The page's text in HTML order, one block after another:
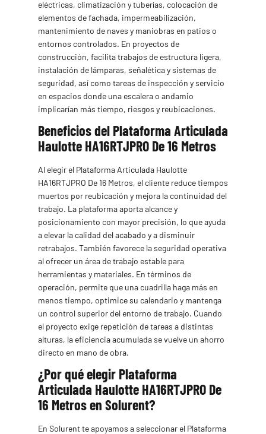
eléctricas, climatización y tuberías, colocación de
elementos de fachada, impermeabilización,
mantenimiento de naves y maniobras en patios o
entornos controlados. En proyectos de
construcción, facilita trabajos de estructura ligera,
instalación de lámparas, señalética y sistemas de
seguridad, así como tareas de inspección y servicio
en espacios donde una escalera o andamio
implicarían más tiempo, riesgos y reubicaciones.
Beneficios del Plataforma Articulada
Haulotte HA16RTJPRO De 16 Metros
Al elegir el Plataforma Articulada Haulotte
HA16RTJPRO De 16 Metros, el cliente reduce tiempos
muertos por reubicación y mejora la continuidad del
trabajo. La plataforma aporta alcance y
posicionamiento con mayor precisión, lo que ayuda
a elevar la calidad del acabado y a disminuir
retrabajos. También favorece la seguridad operativa
al ofrecer un área de trabajo estable para
herramientas y materiales. En términos de
operación, permite que una cuadrilla haga más en
menos tiempo, optimice su calendario y mantenga
un control superior del entorno de trabajo. Cuando
el proyecto exige repetición de tareas a distintas
alturas, la eficiencia acumulada se vuelve un ahorro
directo en mano de obra.
¿Por qué elegir Plataforma
Articulada Haulotte HA16RTJPRO De
16 Metros en Solurent?
En Solurent te apoyamos a seleccionar el Plataforma